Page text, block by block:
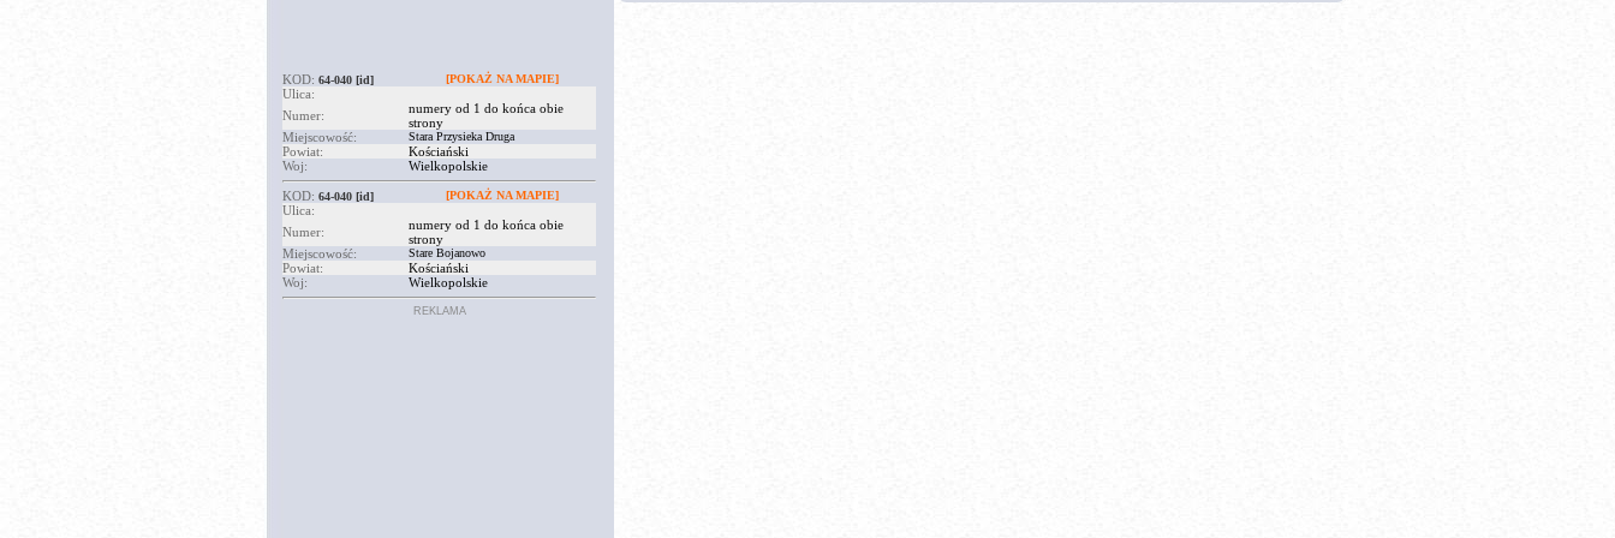
KOD: 64-040 [id] [POKAŻ NA MAPIE]
Ulica:
Numer:
numery od 1 do końca obie
strony
Miejscowość:
Stara Przysieka Druga
Powiat:
Kościański
Woj:
Wielkopolskie
KOD: 64-040 [id] [POKAŻ NA MAPIE]
Ulica:
Numer:
numery od 1 do końca obie
strony
Miejscowość:
Stare Bojanowo
Powiat:
Kościański
Woj:
Wielkopolskie
REKLAMA